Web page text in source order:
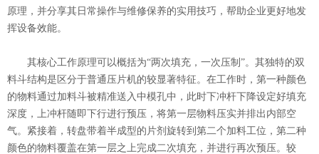
原理，并分享其日常操作与维修保养的实用技巧，帮助企业更好地发
挥设备效能。
其核心工作原理可以概括为“两次填充，一次压制”。其独特的双
料斗结构是区分于普通压片机的较显著特征。在工作时，第一种颜色
的物料通过加料斗被精准送入中模孔中，此时下冲杆下降设定好填充
深度，上冲杆随即下行进行预压，将第一层物料压实并排出内部空
气。紧接着，转盘带着半成型的片剂旋转到第二个加料工位，第二种
颜色的物料覆盖在第一层之上完成二次填充，并进行再次预压。较